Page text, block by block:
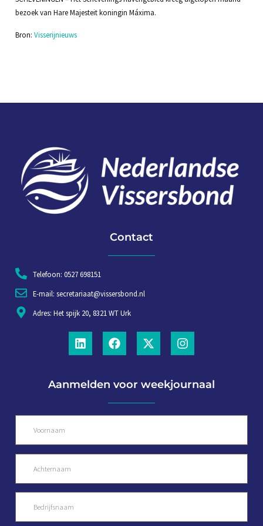
bezoek van Hare Majesteit koningin Máxima.
Bron: Visserijnieuws
Contact
Telefoon: 0527 698151
E-mail: secretariaat@vissersbond.nl
Adres: Het spijk 20, 8321 WT Urk
Aanmelden voor weekjournaal